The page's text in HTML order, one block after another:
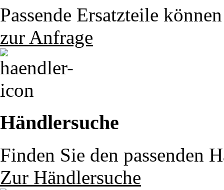
Passende Ersatzteile
zur Anfrage
Händlersuche
Finden Sie den passenden
Zur Händlersuche